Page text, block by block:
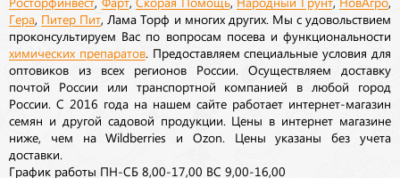
Росторфинвест Фарт, Скорая Помощь Народный Грунт, НовАгро
Гера Питер Пит , Лама Торф и многих других. Мы с удовольствием
проконсультируем Вас по вопросам посева и функциональности
химических препаратов. Предоставляем специальные условия для
оптовиков из всех регионов России. Осуществляем доставку
почтой России или транспортной компанией в любой город
России. С 2016 года на нашем сайте работает интернет-магазин
семян и другой садовой продукции. Цены в интернет магазине
ниже, чем на Wildberries и Ozon. Цены указаны без учета
доставки.
График работы ПН-СБ 8,00-17,00 ВС 9,00-16,00